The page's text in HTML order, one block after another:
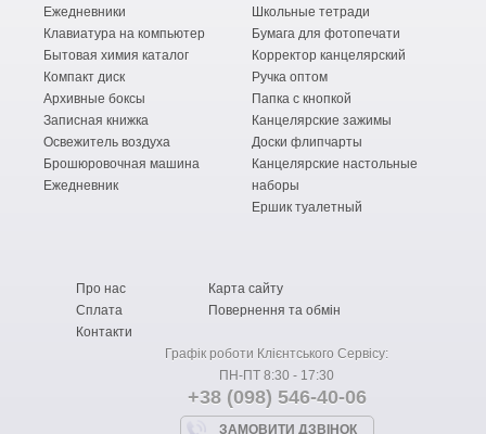
Ежедневники
Школьные тетради
Клавиатура на компьютер
Бытовая химия каталог
Компакт диск
Архивные боксы
Записная книжка
Освежитель воздуха
Брошюровочная машина
Ежедневник
Бумага для фотопечати
Корректор канцелярский
Ручка оптом
Папка с кнопкой
Канцелярские зажимы
Доски флипчарты
Канцелярские настольные
наборы
Ершик туалетный
Про нас
Сплата
Контакти
Карта сайту
Повернення та обмін
Графік роботи Клієнтського Сервісу:
ПН-ПТ 8:30 - 17:30
+38 (098) 546-40-06
ЗАМОВИТИ ДЗВІНОК